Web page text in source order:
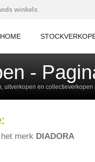
winkels.
HOME
-
uitverkopen en collectieverkopen
merk DIADORA